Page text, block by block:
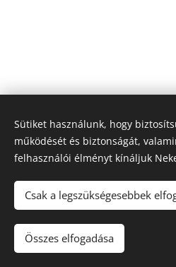
Magyar
Sütiket használunk, hogy
működését és biztonságát,
felhasználói élményt kínáljuk
Csak a legszükségesebbek
Összes elfogadása